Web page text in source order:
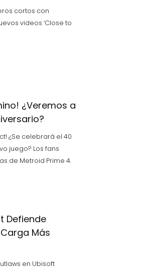
cortos con
videos ‘Close to
¿Veremos a
¿Se celebrará el 40
juego? Los fans
de Metroid Prime 4.
Defiende
Más
en Ubisoft